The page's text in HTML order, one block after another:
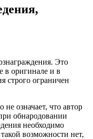
Это
в оригинале и в
строго ограничен
означает, что автор
обнародовании
необходимо
возможности нет,